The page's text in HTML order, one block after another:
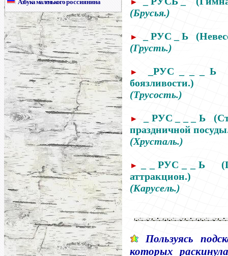
Азбука маленькогороссиянина ►
(Брусья.)
► _ РУС _ Ь
(Грусть.)
►
_РУС _ _ _ Ь
боязливости.)
(Трусость.)
► _ РУС _ _ _ Ь
праздничной посуды
(Хрусталь.)
► _ _ РУС _ _ Ь (
аттракцион.)
(Карусель.)
Пользуясь
которых